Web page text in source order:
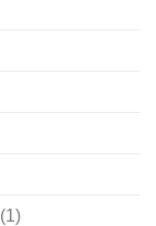
(1)